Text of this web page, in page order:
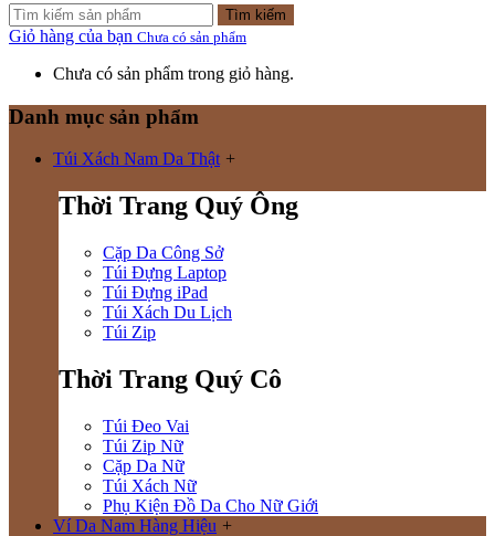
Tìm kiếm
Giỏ hàng của bạn Chưa có sản phẩm
Chưa có sản phẩm trong giỏ hàng.
Danh mục sản phẩm
Túi Xách Nam Da Thật +
Thời Trang Quý Ông
Cặp Da Công Sở
Túi Đựng Laptop
Túi Đựng iPad
Túi Xách Du Lịch
Túi Zip
Thời Trang Quý Cô
Túi Đeo Vai
Túi Zip Nữ
Cặp Da Nữ
Túi Xách Nữ
Phụ Kiện Đồ Da Cho Nữ Giới
Ví Da Nam Hàng Hiệu +